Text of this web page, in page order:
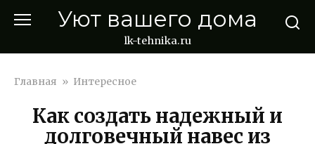
Уют вашего дома
lk-tehnika.ru
Главная » Интересное
Как создать надежный и
долговечный навес из